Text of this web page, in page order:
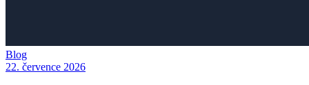
Blog
22. července 2026